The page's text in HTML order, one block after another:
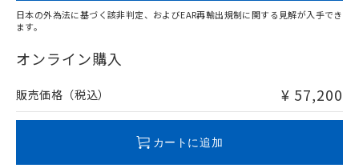
在庫等で未対応品が混在する可能性があります。
問い合わせください。
日本の外為法に基づく該非判定、およびEAR再輸出規制に関する見解が入手でき
ます。
オンライン購入
販売価格（税込） ¥ 57,200
カートに追加